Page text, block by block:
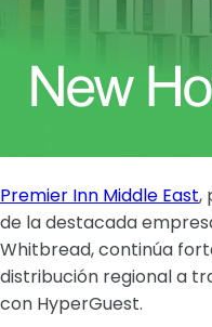
Premier Inn Middle East,
de la destacada
Whitbread, continúa
distribución regional a
con HyperGuest.